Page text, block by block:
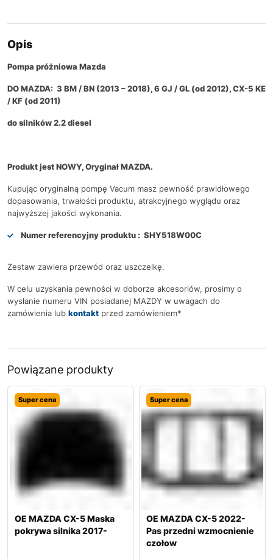
Opis
Pompa próżniowa Mazda
DO MAZDA: 3 BM / BN (2013 – 2018),6 GJ / GL (od 2012),CX-5 KE
/ KF (od 2011)
do silników 2.2 diesel
Produkt jest NOWY, Oryginał MAZDA.
Kupując oryginalną pompę Vacum masz pewność prawidłowego
dopasowania, trwałości produktu, atrakcyjnego wyglądu oraz
najwyższej jakości wykonania.
Numer referencyjny produktu : SHY518W00C
Zestaw zawiera przewód oraz uszczelkę.
W celu uzyskania pewności w doborze akcesoriów, prosimy o
wysłanie numeru VIN posiadanej MAZDY w uwagach do
zamówienia lub kontakt przed zamówieniem*
Powiązane produkty
Super cena
OE MAZDA CX-5 Maska
pokrywa silnika 2017-
Super cena
OE MAZDA CX-5 2022-
Pas przedni wzmocnienie
czołow